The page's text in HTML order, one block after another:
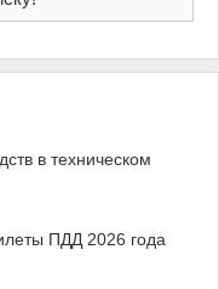
в техническом
ПДД 2026 года